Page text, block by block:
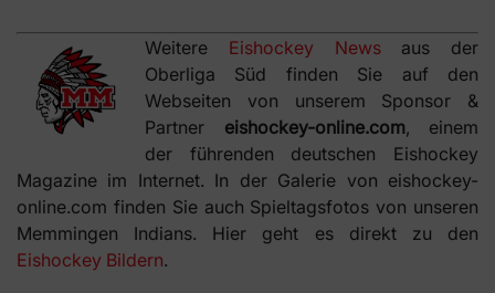
Weitere Eishockey Newsaus der
Oberliga Süd finden Sie auf den
Webseiten von unserem Sponsor &
Partner eishockey-online.com, einem
der führenden deutschen Eishockey
Magazine im Internet. In der Galerie von eishockey-
online.com finden Sie auch Spieltagsfotos von unseren
Memmingen Indians. Hier geht es direkt zu den
Eishockey Bildern.